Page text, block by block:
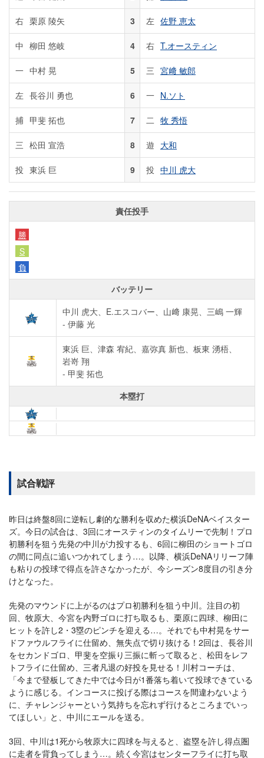
右 栗原 陵矢 3 左 佐野 恵太
中 柳田 悠岐 4 右 T.オースティン
一 中村 晃 5 三 宮﨑 敏郎
左 長谷川 勇也 6 一 N.ソト
捕 甲斐 拓也 7 二 牧 秀悟
三 松田 宣浩 8 遊 大和
投 東浜 巨 9 投 中川 虎大
責任投手
勝
S
負
バッテリー
中川 虎大、E.エスコバー、山﨑 康晃、三嶋 一輝
- 伊藤 光
東浜 巨、津森 宥紀、嘉弥真 新也、板東 湧梧、
岩嵜 翔
- 甲斐 拓也
本塁打
試合戦評
昨日は終盤8回に逆転し劇的な勝利を収めた横浜DeNAベイスター
ズ。今日の試合は、3回にオースティンのタイムリーで先制！プロ
初勝利を狙う先発の中川が力投するも、6回に柳田のショートゴロ
の間に同点に追いつかれてしまう…。以降、横浜DeNAリリーフ陣
も粘りの投球で得点を許さなかったが、今シーズン8度目の引き分
けとなった。
先発のマウンドに上がるのはプロ初勝利を狙う中川。注目の初
回、牧原大、今宮を内野ゴロに打ち取るも、栗原に四球、柳田に
ヒットを許し2・3塁のピンチを迎える…。それでも中村晃をサー
ドファウルフライに仕留め、無失点で切り抜ける！2回は、長谷川
をセカンドゴロ、甲斐を空振り三振に斬って取ると、松田をレフ
トフライに仕留め、三者凡退の好投を見せる！川村コーチは、
「今まで登板してきた中では今日が1番落ち着いて投球できている
ように感じる。インコースに投げる際はコースを間違わないよう
に、チャレンジャーという気持ちを忘れず行けるところまでいっ
てほしい」と、中川にエールを送る。
3回、中川は1死から牧原大に四球を与えると、盗塁を許し得点圏
に走者を背負ってしまう…。続く今宮はセンターフライに打ち取